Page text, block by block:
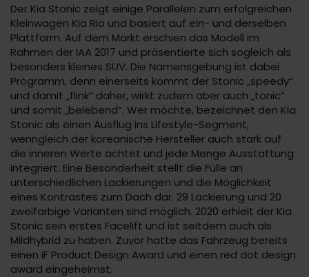
Der Kia Stonic zeigt einige Parallelen zum erfolgreichen
Kleinwagen Kia Rio und basiert auf ein- und derselben
Plattform. Auf dem Markt erschien das Modell im
Rahmen der IAA 2017 und präsentierte sich sogleich als
besonders kleines SUV. Die Namensgebung ist dabei
Programm, denn einerseits kommt der Stonic „speedy“
und damit „flink“ daher, wirkt zudem aber auch „tonic“
und somit „belebend“. Wer möchte, bezeichnet den Kia
Stonic als einen Ausflug ins Lifestyle-Segment,
wenngleich der koreanische Hersteller auch stark auf
die inneren Werte achtet und jede Menge Ausstattung
integriert. Eine Besonderheit stellt die Fülle an
unterschiedlichen Lackierungen und die Möglichkeit
eines Kontrastes zum Dach dar. 29 Lackierung und 20
zweifarbige Varianten sind möglich. 2020 erhielt der Kia
Stonic sein erstes Facelift und ist seitdem auch als
Mildhybrid zu haben. Zuvor hatte das Fahrzeug bereits
einen iF Product Design Award und einen red dot design
award eingeheimst.